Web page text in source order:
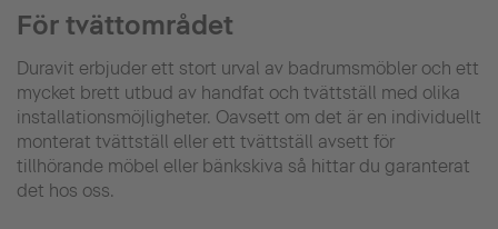
För tvättområdet
Duravit erbjuder ett stort urval av badrumsmöbler och ett
mycket brett utbud av handfat och tvättställ med olika
installationsmöjligheter. Oavsett om det är en individuellt
monterat tvättställ eller ett tvättställ avsett för
tillhörande möbel eller bänkskiva så hittar du garanterat
det hos oss.